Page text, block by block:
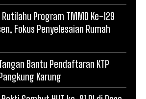
Program TMMD Ke-129
Fokus Penyelesaian Rumah
Bantu Pendaftaran KTP
Karung